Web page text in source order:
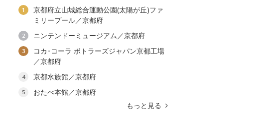
1
京都府立山城総合運動公園(太陽が丘)ファ
ミリープール／京都府
2 ニンテンドーミュージアム／京都府
3
コカ･コーラ ボトラーズジャパン京都工場
／京都府
4 京都水族館／京都府
5
おたべ本館／京都府
もっと見る